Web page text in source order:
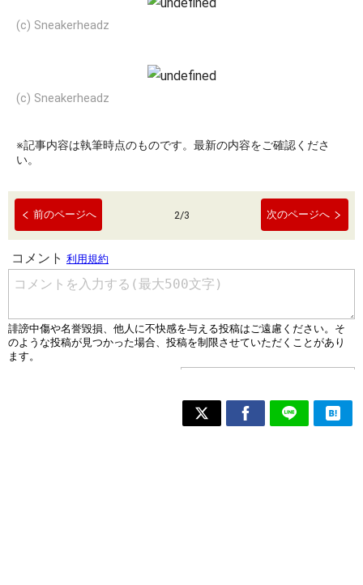
(c) Sneakerheadz
(c) Sneakerheadz
※記事内容は執筆時点のものです。最新の内容をご確認くださ
い。
前のページへ 2/3 次のページへ